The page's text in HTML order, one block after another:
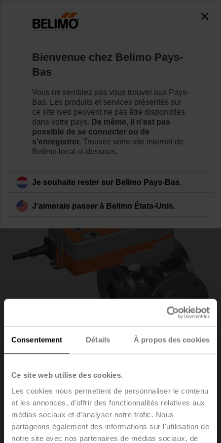
Consentement Détails À propos des cookies
Ce site web utilise des cookies.
Les cookies nous permettent de personnaliser le contenu
et les annonces, d'offrir des fonctionnalités relatives aux
médias sociaux et d'analyser notre trafic. Nous
partageons également des informations sur l'utilisation de
notre site avec nos partenaires de médias sociaux, de
R7040R16-B3/NRFA
Pour en savoir plus
Retour a la catégorie de produits
R7040R16-B3/NRFA
Vanne de régulation à boisseau sphérique, 3 voies,
DN 40, Brides, PN 6, ps 600 kPa, Kvs 16 m³/h,
Température du fluide -10...100°C [14...212°F]
Bienvenue chez Belimo Pays-
Bas
Vous ne semblez pas vous trouver aux Pays-
Bas. Les produits et services présentés sur
ce site web peuvent ne pas être disponibles
dans votre pays. De même, il n'est pas
possible de se connecter ou de
s'enregistrer. Trouvez votre site internet de
Belimo local ci-dessous.
Je souhaite rester sur Belimo Pays-Bas.
J'aimerais passer à Belimo États-Unis.